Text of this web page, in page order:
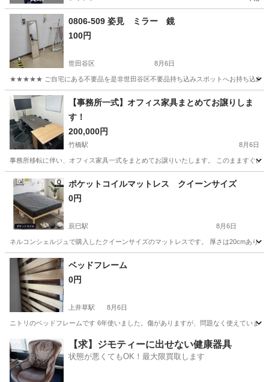
0806-509 姿見 ミラー 鏡
100円
世田谷区 8月6日
★★★★★ ご自宅にある不要品を是非世田谷区不要品持ち込みスポットへお持ち込みし
東京 世田谷区 ミラー/鏡 姿見
【事務所一式】オフィス家具まとめてお譲りしま
す！
200,000円
竹橋駅 8月6日
事務所移転に伴い、オフィス家具一式をまとめてお譲りいたします。 このまますぐ
東京 千代田区 竹橋駅 オフィス用家具
ポケットコイルマットレス クイーンサイズ
0円
辰巳駅 8月6日
ネルコンシェルジュで購入したクイーンサイズのマットレスです。 厚さは20cmあり
東京 江東区 辰巳駅 寝具
ベッドフレーム
0円
上井草駅 8月6日
ニトリのベッドフレームです 6年使いました。傷がありますが、問題なく使えていま
東京 杉並区 上井草駅 ベッド フレーム
【求】ジモティーに出せない健康器具
状態が悪くてもOK！最大限買取します